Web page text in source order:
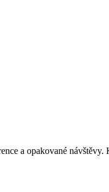
a opakované